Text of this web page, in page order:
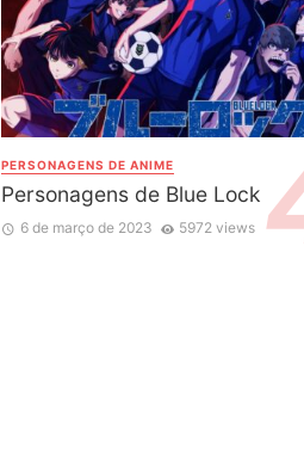
PERSONAGENS DE ANIME
Personagens de Blue Lock
6 de março de 2023 5972 views